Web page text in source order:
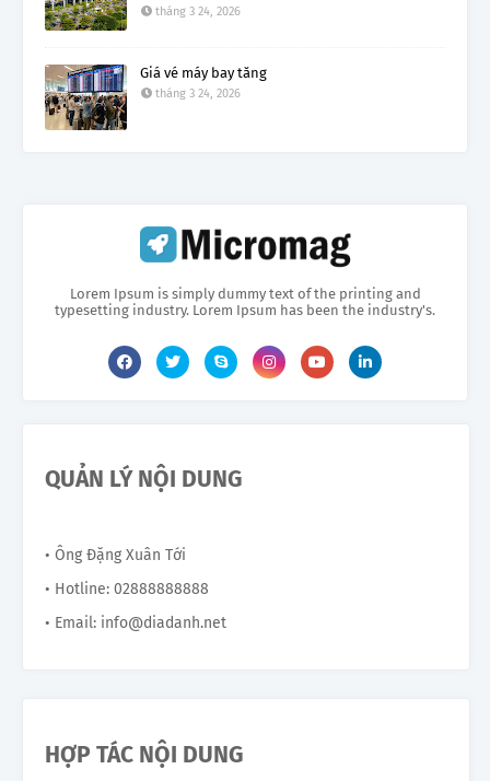
tháng 3 24, 2026
Giá vé máy bay tăng
tháng 3 24, 2026
Lorem Ipsum is simply dummy text of the printing and
typesetting industry. Lorem Ipsum has been the industry's.
QUẢN LÝ NỘI DUNG
• Ông Đặng Xuân Tới
• Hotline: 02888888888
• Email: info@diadanh.net
HỢP TÁC NỘI DUNG